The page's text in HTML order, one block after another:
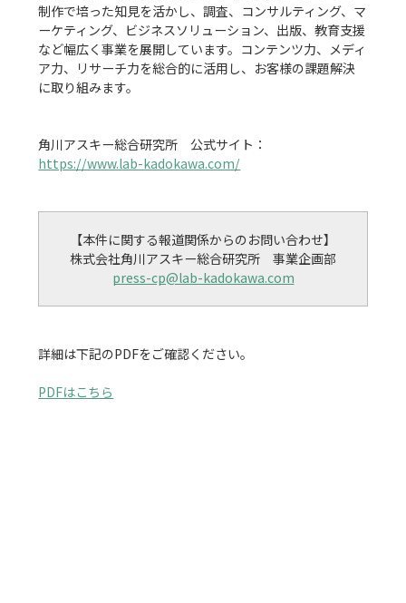
制作で培った知見を活かし、調査、コンサルティング、マ
ーケティング、ビジネスソリューション、出版、教育支援
など幅広く事業を展開しています。コンテンツ力、メディ
ア力、リサーチ力を総合的に活用し、お客様の課題解決
に取り組みます。
角川アスキー総合研究所　公式サイト：
https://www.lab-kadokawa.com/
【本件に関する報道関係からのお問い合わせ】
press-cp@lab-kadokawa.com
詳細は下記のPDFをご確認ください。
PDFはこちら